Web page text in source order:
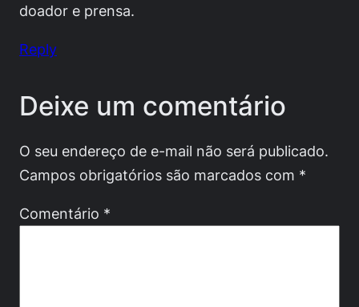
doador e prensa.
Reply
Deixe um comentário
O seu endereço de e-mail não será publicado.
Campos obrigatórios são marcados com *
Comentário *